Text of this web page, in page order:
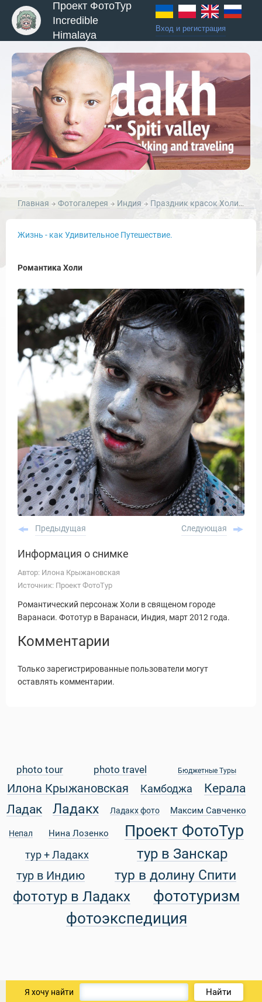
и Туры
Туры
Проект ФотоТур
Incredible
Himalaya
Вход и регистрация
Главная Фотогалерея Индия Праздник красок Холи в лицах Варанаси
Жизнь - как Удивительное Путешествие.
Романтика Холи
Предыдущая Следующая
Информация о снимке
Автор: Илона Крыжановская
Источник: Проект ФотоТур
Романтический персонаж Холи в священом городе
Варанаси. Фототур в Варанаси, Индия, март 2012 года.
Комментарии
Только зарегистрированные пользователи могут
оставлять комментарии.
photo tour photo travel Бюджетные Туры
Илона Крыжановская Камбоджа
Керала
Ладак
Ладакх Ладакх фото Максим Савченко
Непал Нина Лозенко Проект ФотоТур
тур + Ладакх тур в Занскар
тур в Индию тур в долину Спити
фототур в Ладакх
фототуризм
фотоэкспедиция
Я хочу найти Найти